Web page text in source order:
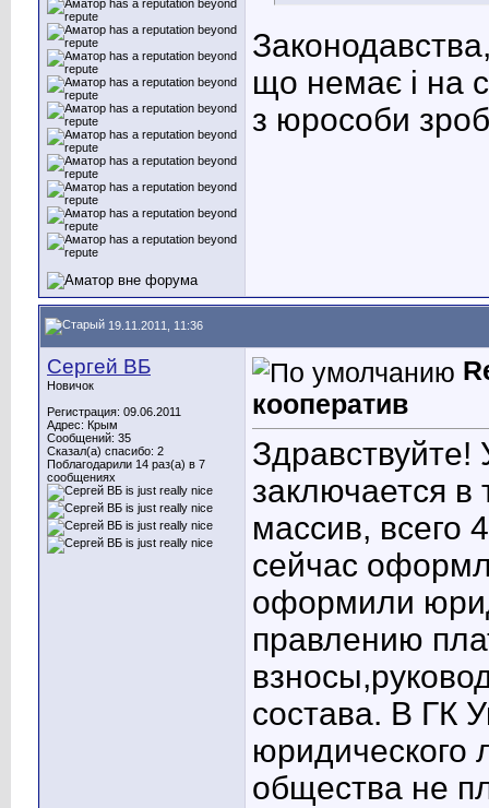
що немає і на
з юрособи
19.11.2011, 11:36
Сергей ВБ
Новичок
Регистрация: 09.06.2011
Адрес: Крым
Сообщений: 35
Сказал(а) спасибо: 2
Поблагодарили 14 раз(а) в 7
сообщениях
кооператив
Здравствуйте!
заключается
массив, всего
сейчас
оформили
правлению
состава. В ГК
юридического
общества не